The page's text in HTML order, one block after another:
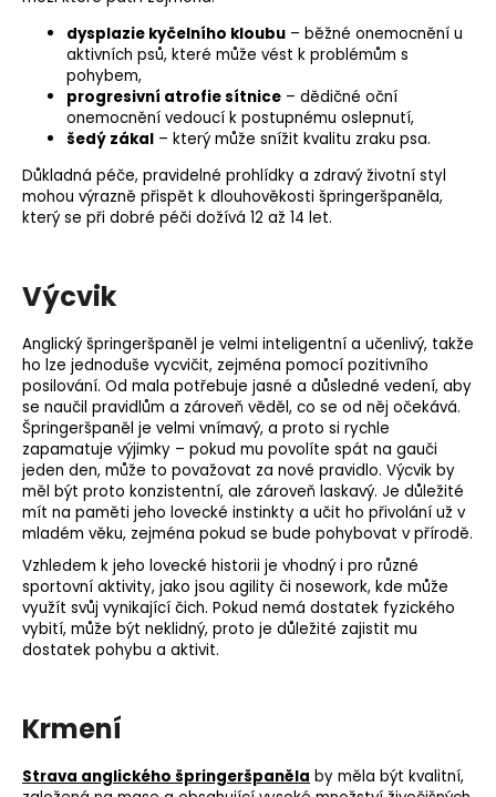
dysplazie kyčelního kloubu – běžné onemocnění u
aktivních psů, které může vést k problémům s
pohybem,
progresivní atrofie sítnice – dědičné oční
onemocnění vedoucí k postupnému oslepnutí,
šedý zákal – který může snížit kvalitu zraku psa.
Důkladná péče, pravidelné prohlídky a zdravý životní styl
mohou výrazně přispět k dlouhověkosti špringeršpaněla,
který se při dobré péči dožívá 12 až 14 let.
Výcvik
Anglický špringeršpaněl je velmi inteligentní a učenlivý, takže
ho lze jednoduše vycvičit, zejména pomocí pozitivního
posilování. Od mala potřebuje jasné a důsledné vedení, aby
se naučil pravidlům a zároveň věděl, co se od něj očekává.
Špringeršpaněl je velmi vnímavý, a proto si rychle
zapamatuje výjimky – pokud mu povolíte spát na gauči
jeden den, může to považovat za nové pravidlo. Výcvik by
měl být proto konzistentní, ale zároveň laskavý. Je důležité
mít na paměti jeho lovecké instinkty a učit ho přivolání už v
mladém věku, zejména pokud se bude pohybovat v přírodě.
Vzhledem k jeho lovecké historii je vhodný i pro různé
sportovní aktivity, jako jsou agility či nosework, kde může
využít svůj vynikající čich. Pokud nemá dostatek fyzického
vybití, může být neklidný, proto je důležité zajistit mu
dostatek pohybu a aktivit.
Krmení
Strava anglického špringeršpaněla by měla být kvalitní,